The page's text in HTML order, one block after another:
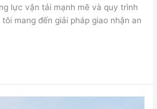
lực vận tải mạnh mẽ và quy trình
mang đến giải pháp giao nhận an